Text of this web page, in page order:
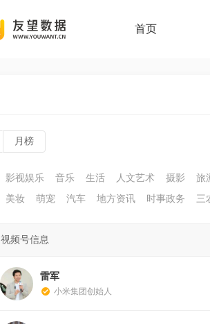
首页
月榜
影视娱乐 音乐 生活 人文艺术 摄影
旅
美妆 萌宠 汽车 地方资讯 时事政务 三
视频号信息
雷军
小米集团创始人